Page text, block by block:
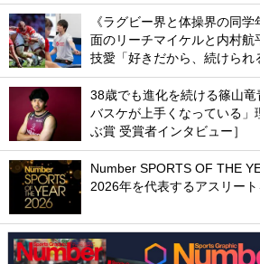
《ラグビー界と体操界の同
面のリーチマイケルと内村
技愛「好きだから、続けられ
38歳でも進化を続ける篠山竜
バスケが上手くなっている」
ぶ賞 受賞者インタビュー］
Number SPORTS OF THE
2026年を代表するアスリー